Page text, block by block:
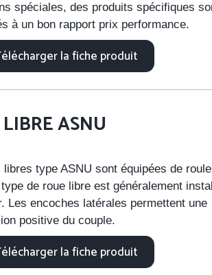
spéciales, des produits spécifiques
à un bon rapport prix performance.
la fiche produit
ASNU
libres type ASNU sont équipées de
de roue libre est généralement
Les encoches latérales permettent une
positive du couple.
la fiche produit